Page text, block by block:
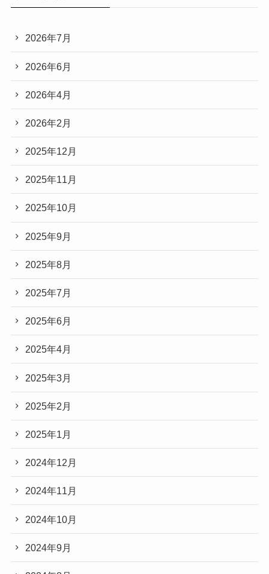
2026年7月
2026年6月
2026年4月
2026年2月
2025年12月
2025年11月
2025年10月
2025年9月
2025年8月
2025年7月
2025年6月
2025年4月
2025年3月
2025年2月
2025年1月
2024年12月
2024年11月
2024年10月
2024年9月